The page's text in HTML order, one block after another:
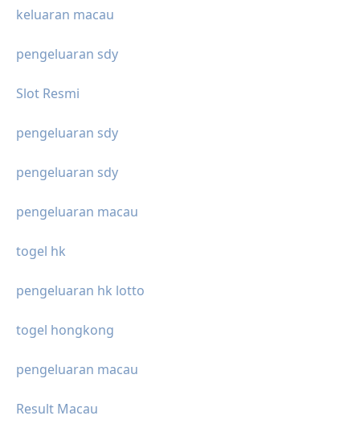
keluaran macau
pengeluaran sdy
Slot Resmi
pengeluaran sdy
pengeluaran sdy
pengeluaran macau
togel hk
pengeluaran hk lotto
togel hongkong
pengeluaran macau
Result Macau